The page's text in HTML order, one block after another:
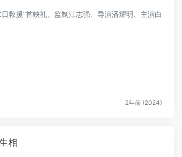
救援”首映礼。监制江志强、导演潘耀明、主演白
2年前 (2024)
相